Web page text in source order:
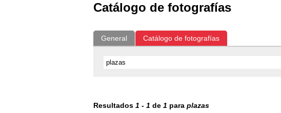
Catálogo de fotografías
General Catálogo de fotografías
Resultados 1 - 1 de 1 para plazas